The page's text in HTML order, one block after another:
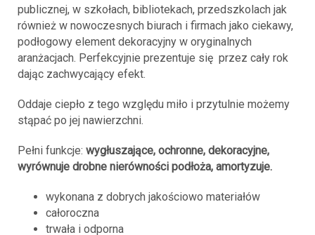
publicznej, w szkołach, bibliotekach, przedszkolach jak
również w nowoczesnych biurach i firmach jako ciekawy,
podłogowy element dekoracyjny w oryginalnych
aranżacjach. Perfekcyjnie prezentuje się przez cały rok
dając zachwycający efekt.
Oddaje ciepło z tego względu miło i przytulnie możemy
stąpać po jej nawierzchni.
Pełni funkcje:wygłuszające, ochronne, dekoracyjne,
wyrównuje drobne nierówności podłoża, amortyzuje.
wykonana z dobrych jakościowo materiałów
całoroczna
trwała i odporna